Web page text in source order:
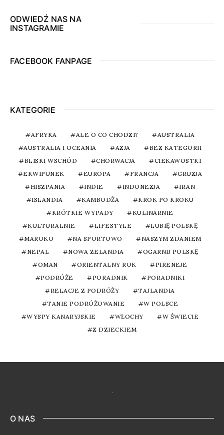
ODWIEDŹ NAS NA
INSTAGRAMIE
FACEBOOK FANPAGE
KATEGORIE
AFRYKA ALE O CO CHODZI?
AUSTRALIA
AUSTRALIA I OCEANIA
AZJA
BEZ KATEGORII
BLISKI WSCHÓD
CHORWACJA
CIEKAWOSTKI
EKWIPUNEK
EUROPA FRANCJA
GRUZJA
HISZPANIA
INDIE INDONEZJA
IRAN
ISLANDIA
KAMBODŻA
KROK PO KROKU
KRÓTKIE WYPADY
KULINARNIE
KULTURALNIE
LIFESTYLE
LUBIĘ POLSKĘ
MAROKO
NA SPORTOWO
NASZYM ZDANIEM
NEPAL
NOWA ZELANDIA
OGARNIJ POLSKĘ
OMAN
ORIENTALNY ROK
PIRENEJE
PODRÓŻE
PORADNIK
PORADNIKI
RELACJE Z PODRÓŻY
TAJLANDIA
TANIE PODRÓŻOWANIE
W POLSCE
WYSPY KANARYJSKIE
WŁOCHY
W ŚWIECIE
Z DZIECKIEM
O NAS